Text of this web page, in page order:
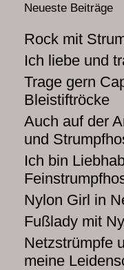
Neueste Beiträge
Rock mit
Ich liebe und
Trage gern
Bleistiftröcke
Auch auf der
und
Ich bin
Nylon Girl in
Fußlady mit
Netzstrümpfe
meine